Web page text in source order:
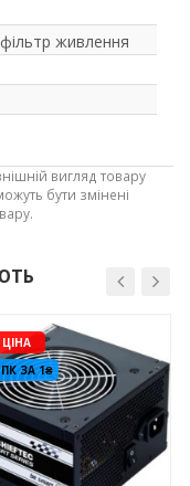
4.6
живлення
вигляд товару
бути змінені
ПК ЗА 1₴